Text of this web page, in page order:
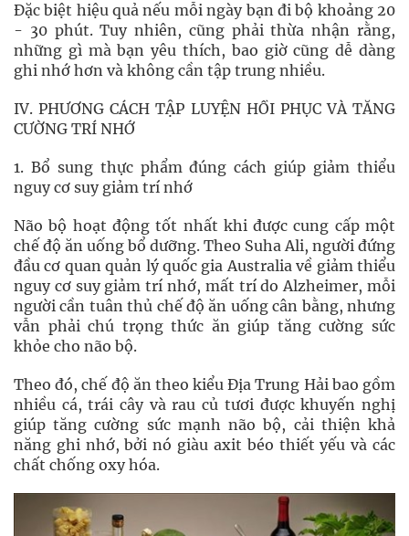
Đặc biệt hiệu quả nếu mỗi ngày bạn đi bộ khoảng 20
- 30 phút. Tuy nhiên, cũng phải thừa nhận rằng,
những gì mà bạn yêu thích, bao giờ cũng dễ dàng
ghi nhớ hơn và không cần tập trung nhiều.
IV. PHƯƠNG CÁCH TẬP LUYỆN HỒI PHỤC VÀ TĂNG
CƯỜNG TRÍ NHỚ
1. Bổ sung thực phẩm đúng cách giúp giảm thiểu
nguy cơ suy giảm trí nhớ
Não bộ hoạt động tốt nhất khi được cung cấp một
chế độ ăn uống bổ dưỡng. Theo Suha Ali, người đứng
đầu cơ quan quản lý quốc gia Australia về giảm thiểu
nguy cơ suy giảm trí nhớ, mất trí do Alzheimer, mỗi
người cần tuân thủ chế độ ăn uống cân bằng, nhưng
vẫn phải chú trọng thức ăn giúp tăng cường sức
khỏe cho não bộ.
Theo đó, chế độ ăn theo kiểu Địa Trung Hải bao gồm
nhiều cá, trái cây và rau củ tươi được khuyến nghị
giúp tăng cường sức mạnh não bộ, cải thiện khả
năng ghi nhớ, bởi nó giàu axit béo thiết yếu và các
chất chống oxy hóa.